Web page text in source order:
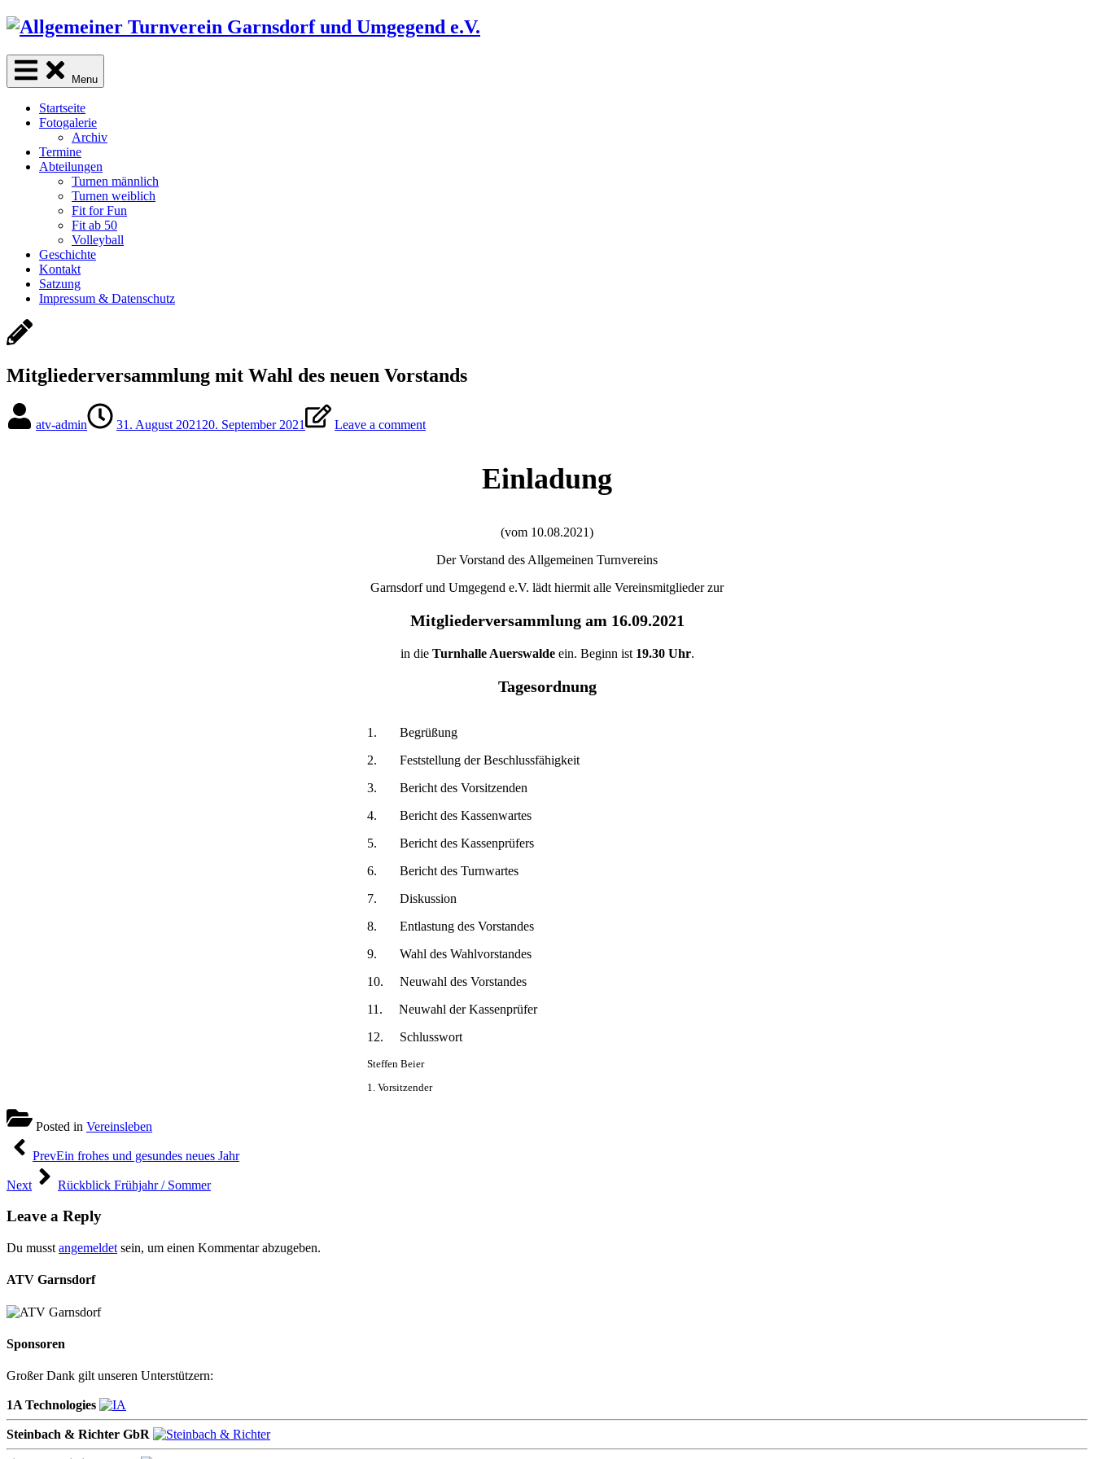
Skip
content
Menu
Startseite
Fotogalerie
Archiv
Termine
Abteilungen
Turnen männlich
Turnen weiblich
Fit for Fun
Fit ab 50
Volleyball
Geschichte
Kontakt
Satzung
Impressum & Datenschutz
Mitgliederversammlung mit Wahl des neuen Vorstands
atv-admin 31. August 2021 20. September 2021 Leave a comment
Einladung
(vom 10.08.2021)
Der Vorstand des Allgemeinen Turnvereins
Garnsdorf und Umgegend e.V. lädt hiermit alle Vereinsmitglieder zur
Mitgliederversammlung am 16.09.2021
in die Turnhalle Auerswaldeein. Beginn ist 19.30 Uhr.
Tagesordnung
1. Begrüßung
2. Feststellung der Beschlussfähigkeit
3. Bericht des Vorsitzenden
4. Bericht des Kassenwartes
5. Bericht des Kassenprüfers
6. Bericht des Turnwartes
7. Diskussion
8. Entlastung des Vorstandes
9. Wahl des Wahlvorstandes
10. Neuwahl des Vorstandes
11. Neuwahl der Kassenprüfer
12. Schlusswort
Steffen Beier
1. Vorsitzender
Posted in Vereinsleben
Beitragsnavigation
PrevEin frohes und gesundes neues Jahr
Next Rückblick Frühjahr / Sommer
Leave a Reply
Du musst angemeldet sein, um einen Kommentar abzugeben.
ATV Garnsdorf
Sponsoren
Großer Dank gilt unseren Unterstützern:
1A Technologies
Steinbach & Richter GbR